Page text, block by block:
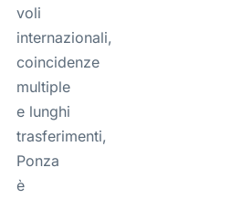
voli
internazionali,
coincidenze
multiple
e lunghi
trasferimenti,
Ponza
è